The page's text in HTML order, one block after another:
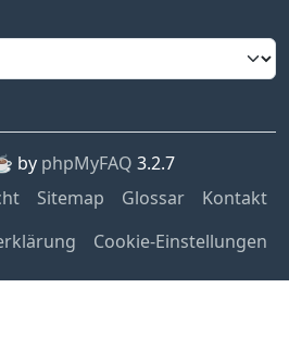
by phpMyFAQ 3.2.7
Sitemap Glossar
Kontakt
Cookie-Einstellungen